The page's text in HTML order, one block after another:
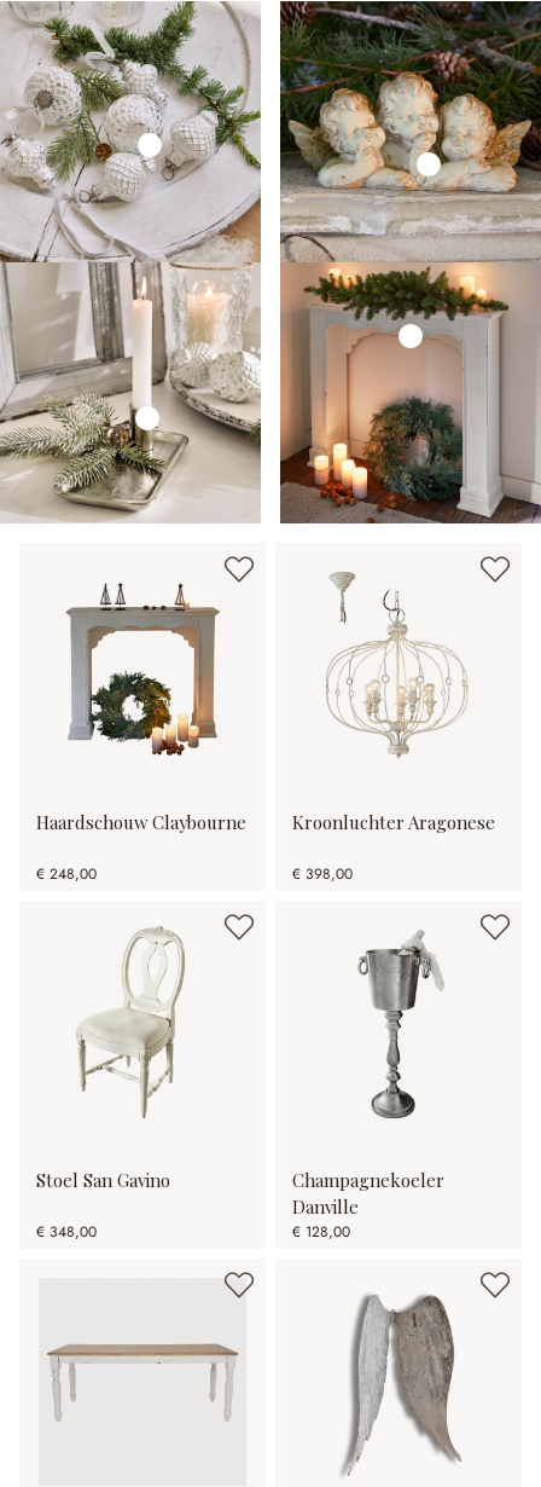
Haardschouw Claybourne
€ 248,00
Kroonluchter Aragonese
€ 398,00
Stoel San Gavino
€ 348,00
Champagnekoeler
Danville
€ 128,00